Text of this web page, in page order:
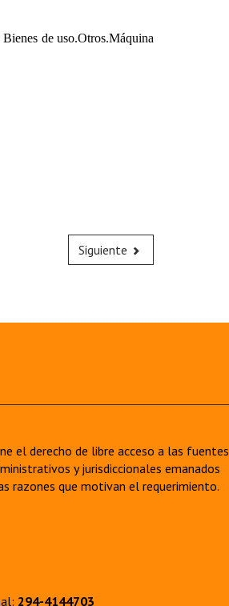
de uso.Otros.Máquina
Siguiente
el derecho de libre acceso a las fuentes
y jurisdiccionales emanados
razones que motivan el requerimiento.
294-4144703